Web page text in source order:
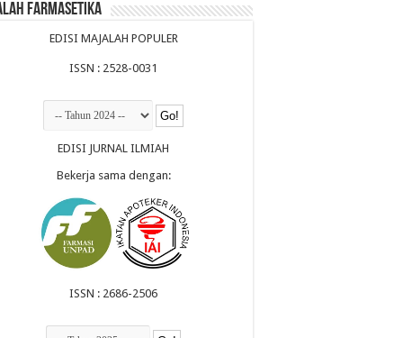
Farmasetika
EDISI MAJALAH POPULER
ISSN : 2528-0031
EDISI JURNAL ILMIAH
Bekerja sama dengan:
ISSN : 2686-2506